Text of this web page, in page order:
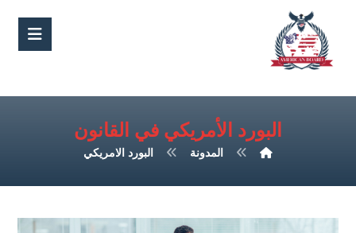
البورد الأمريكي في القانون
المدونة البورد الامريكي